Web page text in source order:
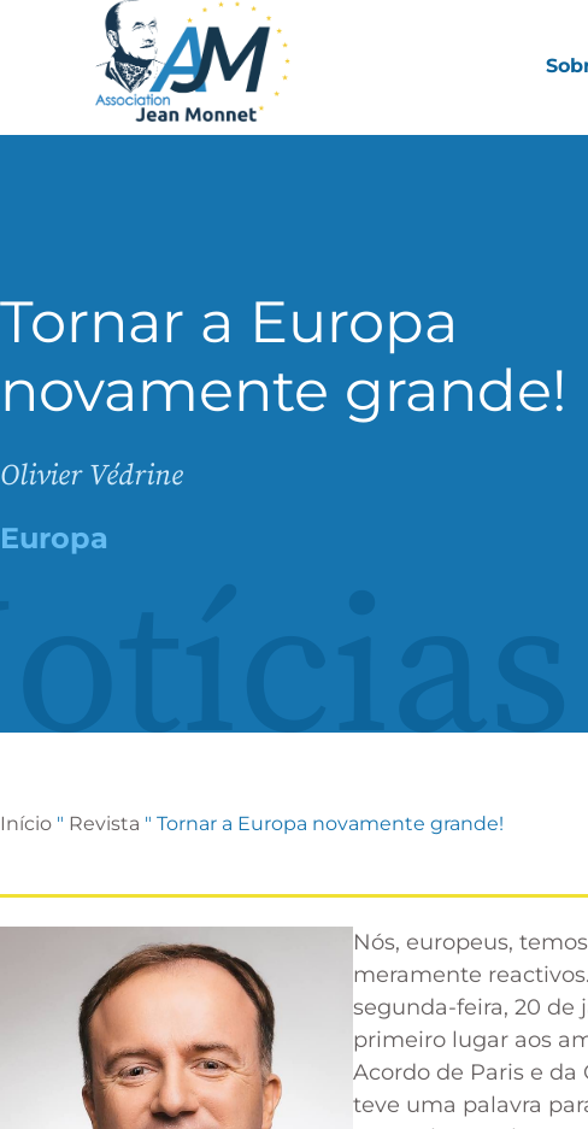
Tornar a Europa
novamente grande!
Olivier Védrine
Europa
Início " Revista " Tornar a Europa novamente grande!
Nós, europeus,
meramente
segunda-feira, 20 de
primeiro lugar aos
Acordo de Paris e
teve uma palavra